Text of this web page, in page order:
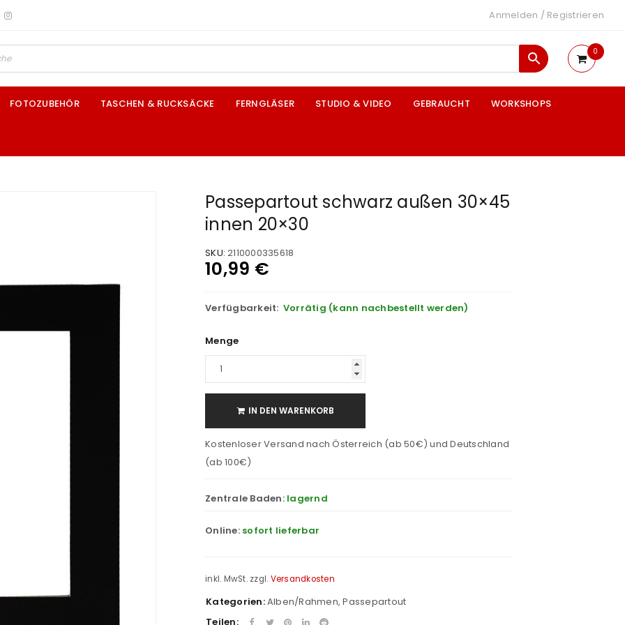
Anmelden / Registrieren
0
FOTOZUBEHÖR TASCHEN & RUCKSÄCKE FERNGLÄSER STUDIO & VIDEO GEBRAUCHT WORKSHOPS
Passepartout schwarz außen 30×45
innen 20×30
SKU: 2110000335618
10,99 €
Verfügbarkeit: Vorrätig (kann nachbestellt werden)
Menge
IN DEN WARENKORB
Kostenloser Versand nach Österreich (ab 50€) und Deutschland
(ab 100€)
Zentrale Baden: lagernd
Online: sofort lieferbar
inkl. MwSt. zzgl. Versandkosten
Kategorien:Alben/Rahmen,Passepartout
Teilen: